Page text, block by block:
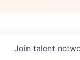
Join talent